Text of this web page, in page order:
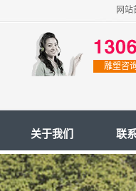
网站
雕塑咨
关于我们 联